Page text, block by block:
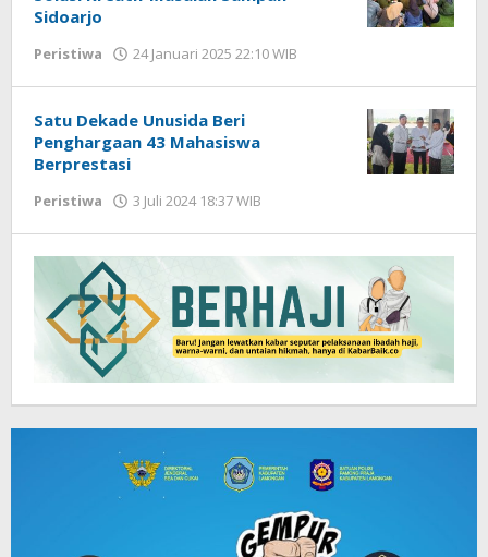
Sidoarjo
Peristiwa 24 Januari 2025 22:10 WIB
Satu Dekade Unusida Beri
Penghargaan 43 Mahasiswa
Berprestasi
Peristiwa 3 Juli 2024 18:37 WIB